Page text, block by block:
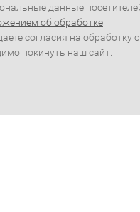
данные
об обработке
согласия на обработку
покинуть наш сайт.